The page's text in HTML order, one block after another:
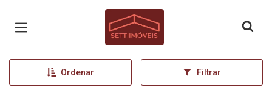
Página inicial
Ordenar Filtrar